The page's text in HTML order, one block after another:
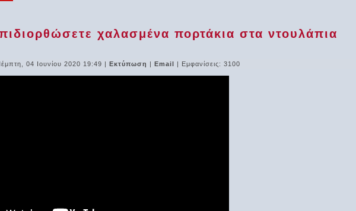
χαλασμένα πορτάκια στα ντουλάπια
04 Ιουνίου 2020 19:49 | Εκτύπωση | Email | Εμφανίσεις: 3100